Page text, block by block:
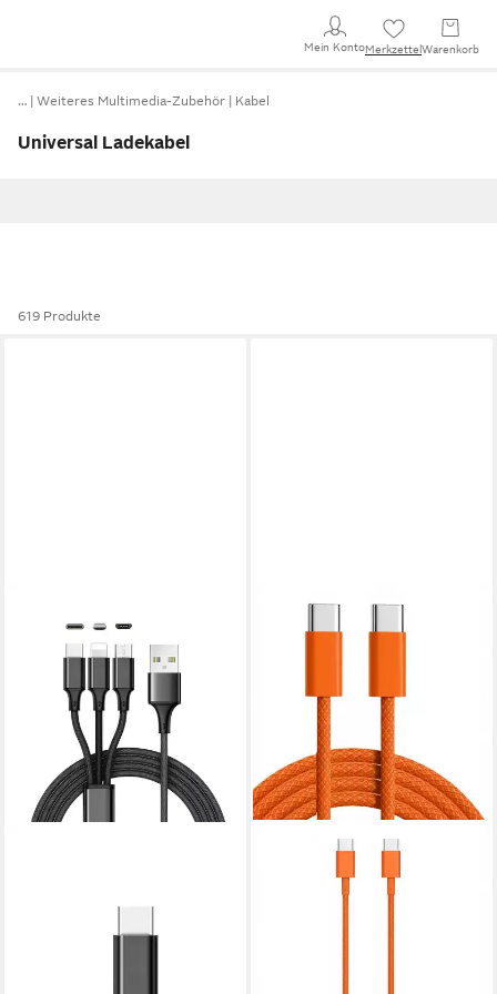
Mein KontoMerkzettel Warenkorb
… Weiteres Multimedia-Zubehör Kabel
Universal Ladekabel
619 Produkte